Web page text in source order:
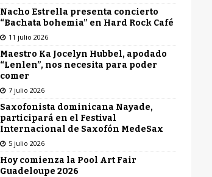
Nacho Estrella presenta concierto
“Bachata bohemia” en Hard Rock Café
11 julio 2026
Maestro Ka Jocelyn Hubbel, apodado
“Lenlen”, nos necesita para poder
comer
7 julio 2026
Saxofonista dominicana Nayade,
participará en el Festival
Internacional de Saxofón MedeSax
5 julio 2026
Hoy comienza la Pool Art Fair
Guadeloupe 2026